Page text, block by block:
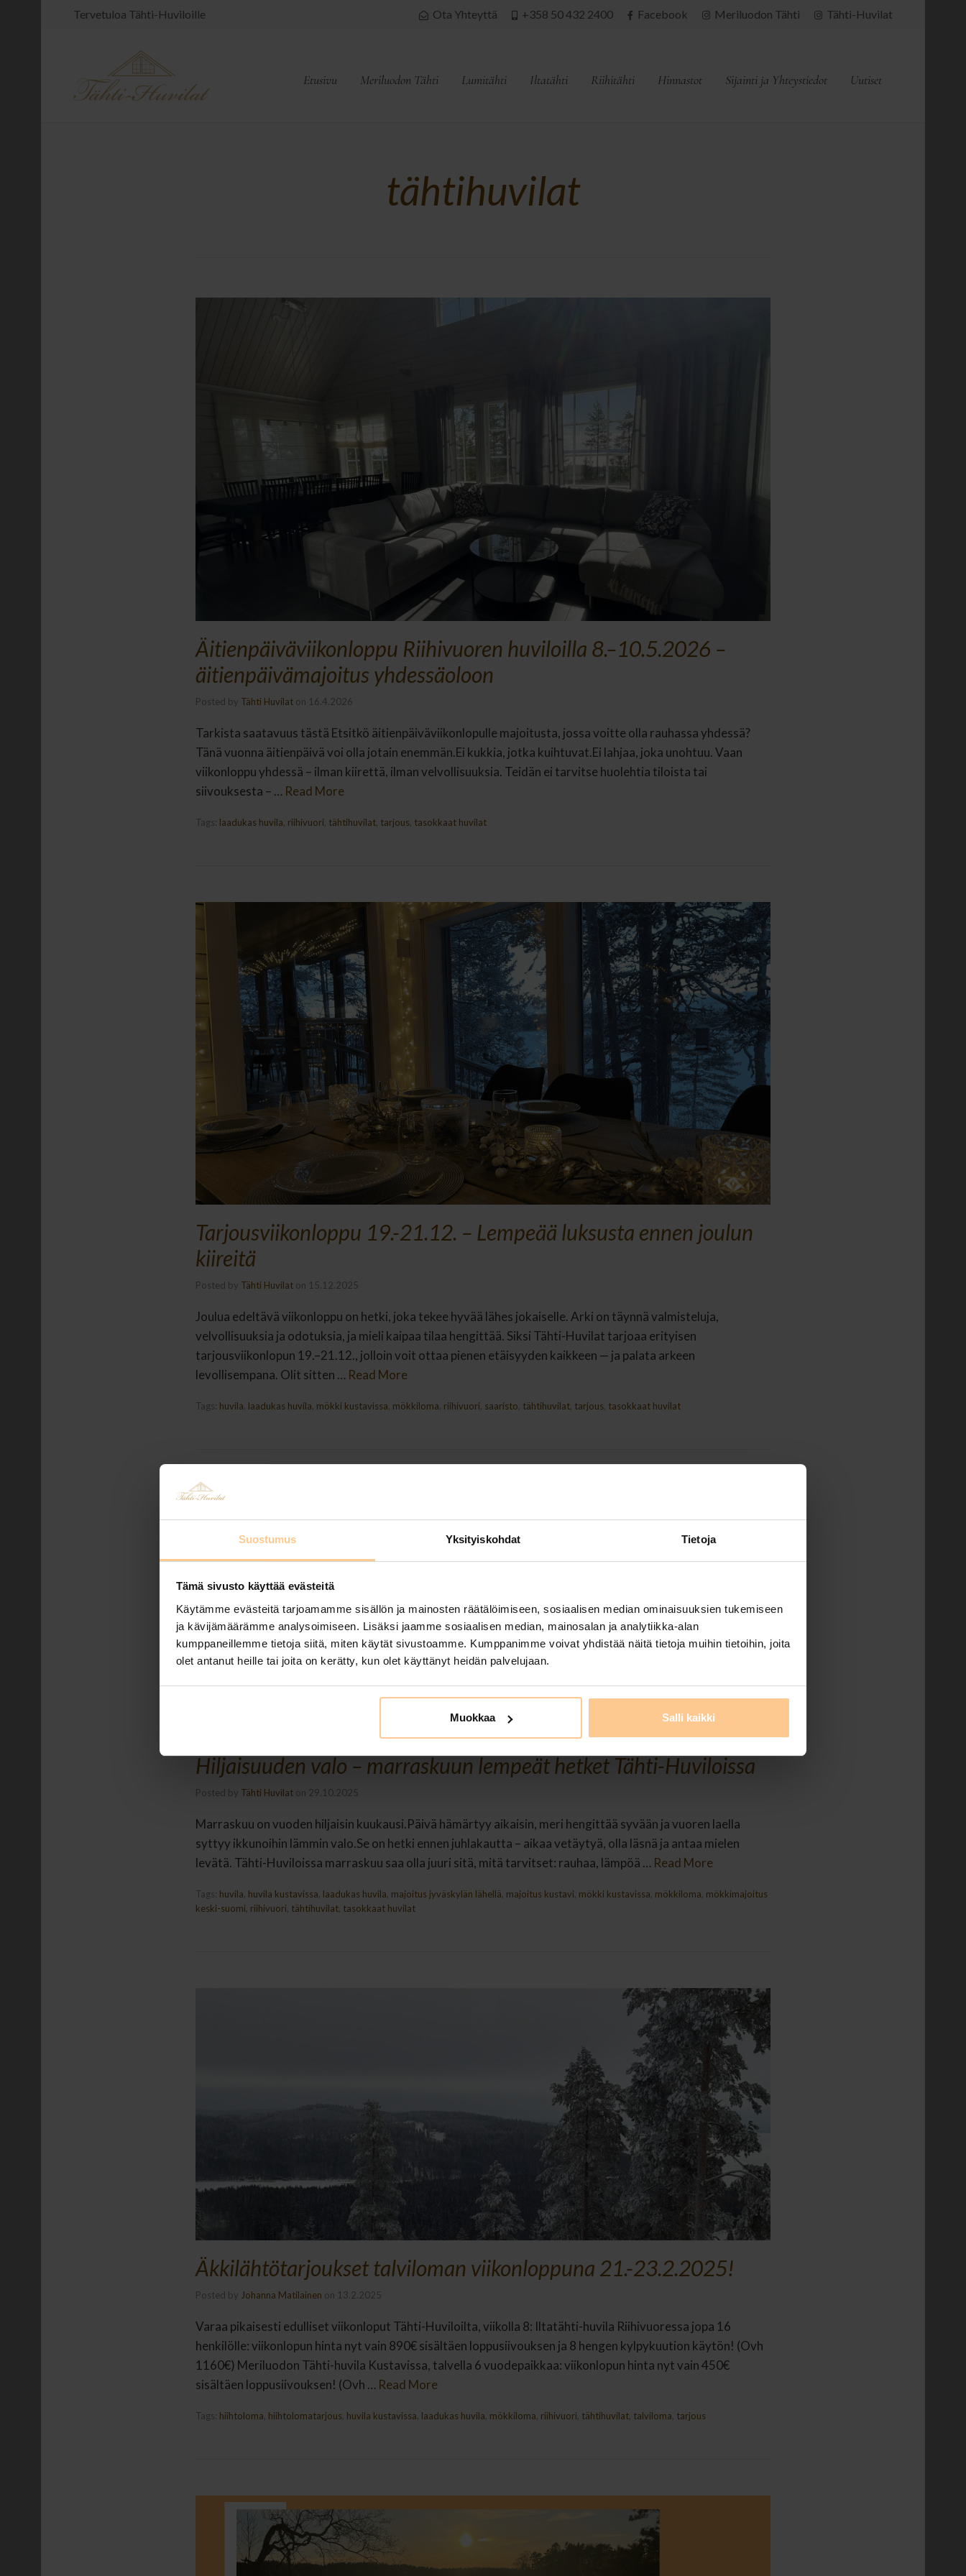
Suostumus Yksityiskohdat Tietoja
Tämä sivusto käyttää evästeitä
Käytämme evästeitä tarjoamamme sisällön ja mainosten räätälöimiseen, sosiaalisen median ominaisuuksien tukemiseen
ja kävijämäärämme analysoimiseen. Lisäksi jaamme sosiaalisen median, mainosalan ja analytiikka-alan
kumppaneillemme tietoja siitä, miten käytät sivustoamme. Kumppanimme voivat yhdistää näitä tietoja muihin tietoihin, joita
olet antanut heille tai joita on kerätty, kun olet käyttänyt heidän palvelujaan.
Muokkaa Salli kaikki
Tervetuloa Tähti-Huviloille Ota Yhteyttä +358 50 432 2400 Facebook Meriluodon Tähti Tähti-Huvilat
Etusivu Meriluodon Tähti Lumitähti Iltatähti Riihitähti Hinnastot Sijainti ja Yhteystiedot Uutiset
tähtihuvilat
Äitienpäiväviikonloppu Riihivuoren huviloilla 8.–10.5.2026 –
äitienpäivämajoitus yhdessäoloon
Posted by Tähti Huvilat on 16.4.2026
Tarkista saatavuus tästä Etsitkö äitienpäiväviikonlopulle majoitusta, jossa voitte olla rauhassa yhdessä?
Tänä vuonna äitienpäivä voi olla jotain enemmän.Ei kukkia, jotka kuihtuvat.Ei lahjaa, joka unohtuu. Vaan
viikonloppu yhdessä – ilman kiirettä, ilman velvollisuuksia. Teidän ei tarvitse huolehtia tiloista tai
siivouksesta – … Read More
Tags: laadukas huvila riihivuori tähtihuvilat tarjous tasokkaat huvilat
Tarjousviikonloppu 19.-21.12. – Lempeää luksusta ennen joulun
kiireitä
Posted by Tähti Huvilat on 15.12.2025
Joulua edeltävä viikonloppu on hetki, joka tekee hyvää lähes jokaiselle. Arki on täynnä valmisteluja,
velvollisuuksia ja odotuksia, ja mieli kaipaa tilaa hengittää. Siksi Tähti-Huvilat tarjoaa erityisen
tarjousviikonlopun 19.–21.12., jolloin voit ottaa pienen etäisyyden kaikkeen — ja palata arkeen
levollisempana. Olit sitten … Read More
Tags: huvila laadukas huvila mökki kustavissa mökkiloma riihivuori saaristo tähtihuvilat tarjous tasokkaat huvilat
Hiljaisuuden valo – marraskuun lempeät hetket Tähti-Huviloissa
Posted by Tähti Huvilat on 29.10.2025
Marraskuu on vuoden hiljaisin kuukausi.Päivä hämärtyy aikaisin, meri hengittää syvään ja vuoren laella
syttyy ikkunoihin lämmin valo.Se on hetki ennen juhlakautta – aikaa vetäytyä, olla läsnä ja antaa mielen
levätä. Tähti-Huviloissa marraskuu saa olla juuri sitä, mitä tarvitset: rauhaa, lämpöä … Read More
Tags: huvila huvila kustavissa laadukas huvila majoitus jyväskylän lähellä majoitus kustavi mökki kustavissa mökkiloma mökkimajoitus
keski-suomi riihivuori tähtihuvilat tasokkaat huvilat
Äkkilähtötarjoukset talviloman viikonloppuna 21.-23.2.2025!
Posted by Johanna Matilainen on 13.2.2025
Varaa pikaisesti edulliset viikonloput Tähti-Huviloilta, viikolla 8: Iltatähti-huvila Riihivuoressa jopa 16
henkilölle: viikonlopun hinta nyt vain 890€ sisältäen loppusiivouksen ja 8 hengen kylpykuution käytön! (Ovh
1160€) Meriluodon Tähti-huvila Kustavissa, talvella 6 vuodepaikkaa: viikonlopun hinta nyt vain 450€
sisältäen loppusiivouksen! (Ovh … Read More
Tags: hiihtoloma hiihtolomatarjous huvila kustavissa laadukas huvila mökkiloma riihivuori tähtihuvilat talviloma tarjous